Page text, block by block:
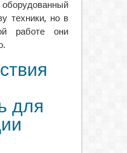
техники, но в
работе они
для